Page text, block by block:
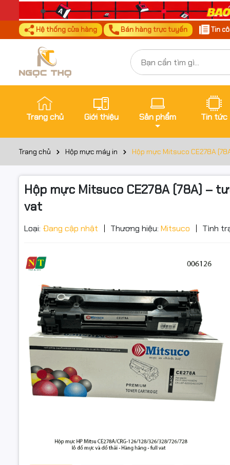
Hệ thống cửa hàng Bán hàng trực tuyến Tin
Trang chủ Giới thiệu Sản phẩm Tin tức
Trang chủ Hộp mực máy in Hộp mực Mitsuco CE278A
Hộp mực Mitsuco CE278A (78A) –
vat
Loại: Đang cập nhật Thương hiệu: Mitsuco Tình
Hộp
2.100
Hộp mực
Bản in
MÔ TẢ
Mitsuco
126/128/326/